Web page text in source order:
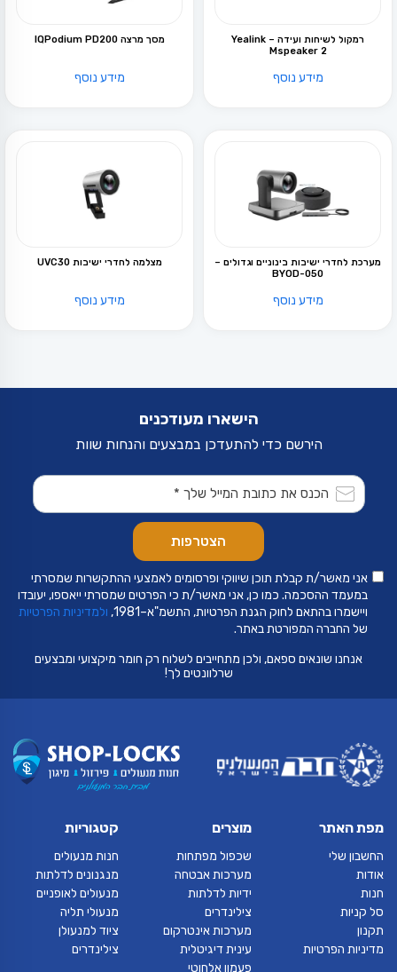
רמקול לשיחות ועידה – Yealink
Mspeaker 2
מידע נוסף
מסך מרצה IQPodium PD200
מידע נוסף
מערכת לחדרי ישיבות בינוניים וגדולים –
BYOD-050
מידע נוסף
מצלמה לחדרי ישיבות UVC30
מידע נוסף
הישארו מעודכנים
הירשם כדי להתעדכן במבצעים והנחות שוות
אני מאשר/ת קבלת תוכן שיווקי ופרסומים לאמצעי ההתקשרות שמסרתי
במעמד ההסכמה. כמו כן, אני מאשר/ת כי הפרטים שמסרתי ייאספו, יעובדו
ויישמרו בהתאם לחוק הגנת הפרטיות, התשמ"א–1981,
ולמדיניות הפרטיות
של החברה המפורטת באתר.
אנחנו שונאים ספאם, ולכן מתחייבים לשלוח רק חומר מיקצועי ומבצעים
שרלוונטים לך!
מפת האתר
החשבון שלי
אודות
חנות
סל קניות
תקנון
מדיניות הפרטיות
מוצרים
שכפול מפתחות
מערכות אבטחה
ידיות לדלתות
צילינדרים
מערכות אינטרקום
עינית דיגיטלית
פעמון אלחוטי
קטגוריות
חנות מנעולים
מנגנונים לדלתות
מנעולים לאופניים
מנעולי תליה
ציוד למנעולן
צילינדרים